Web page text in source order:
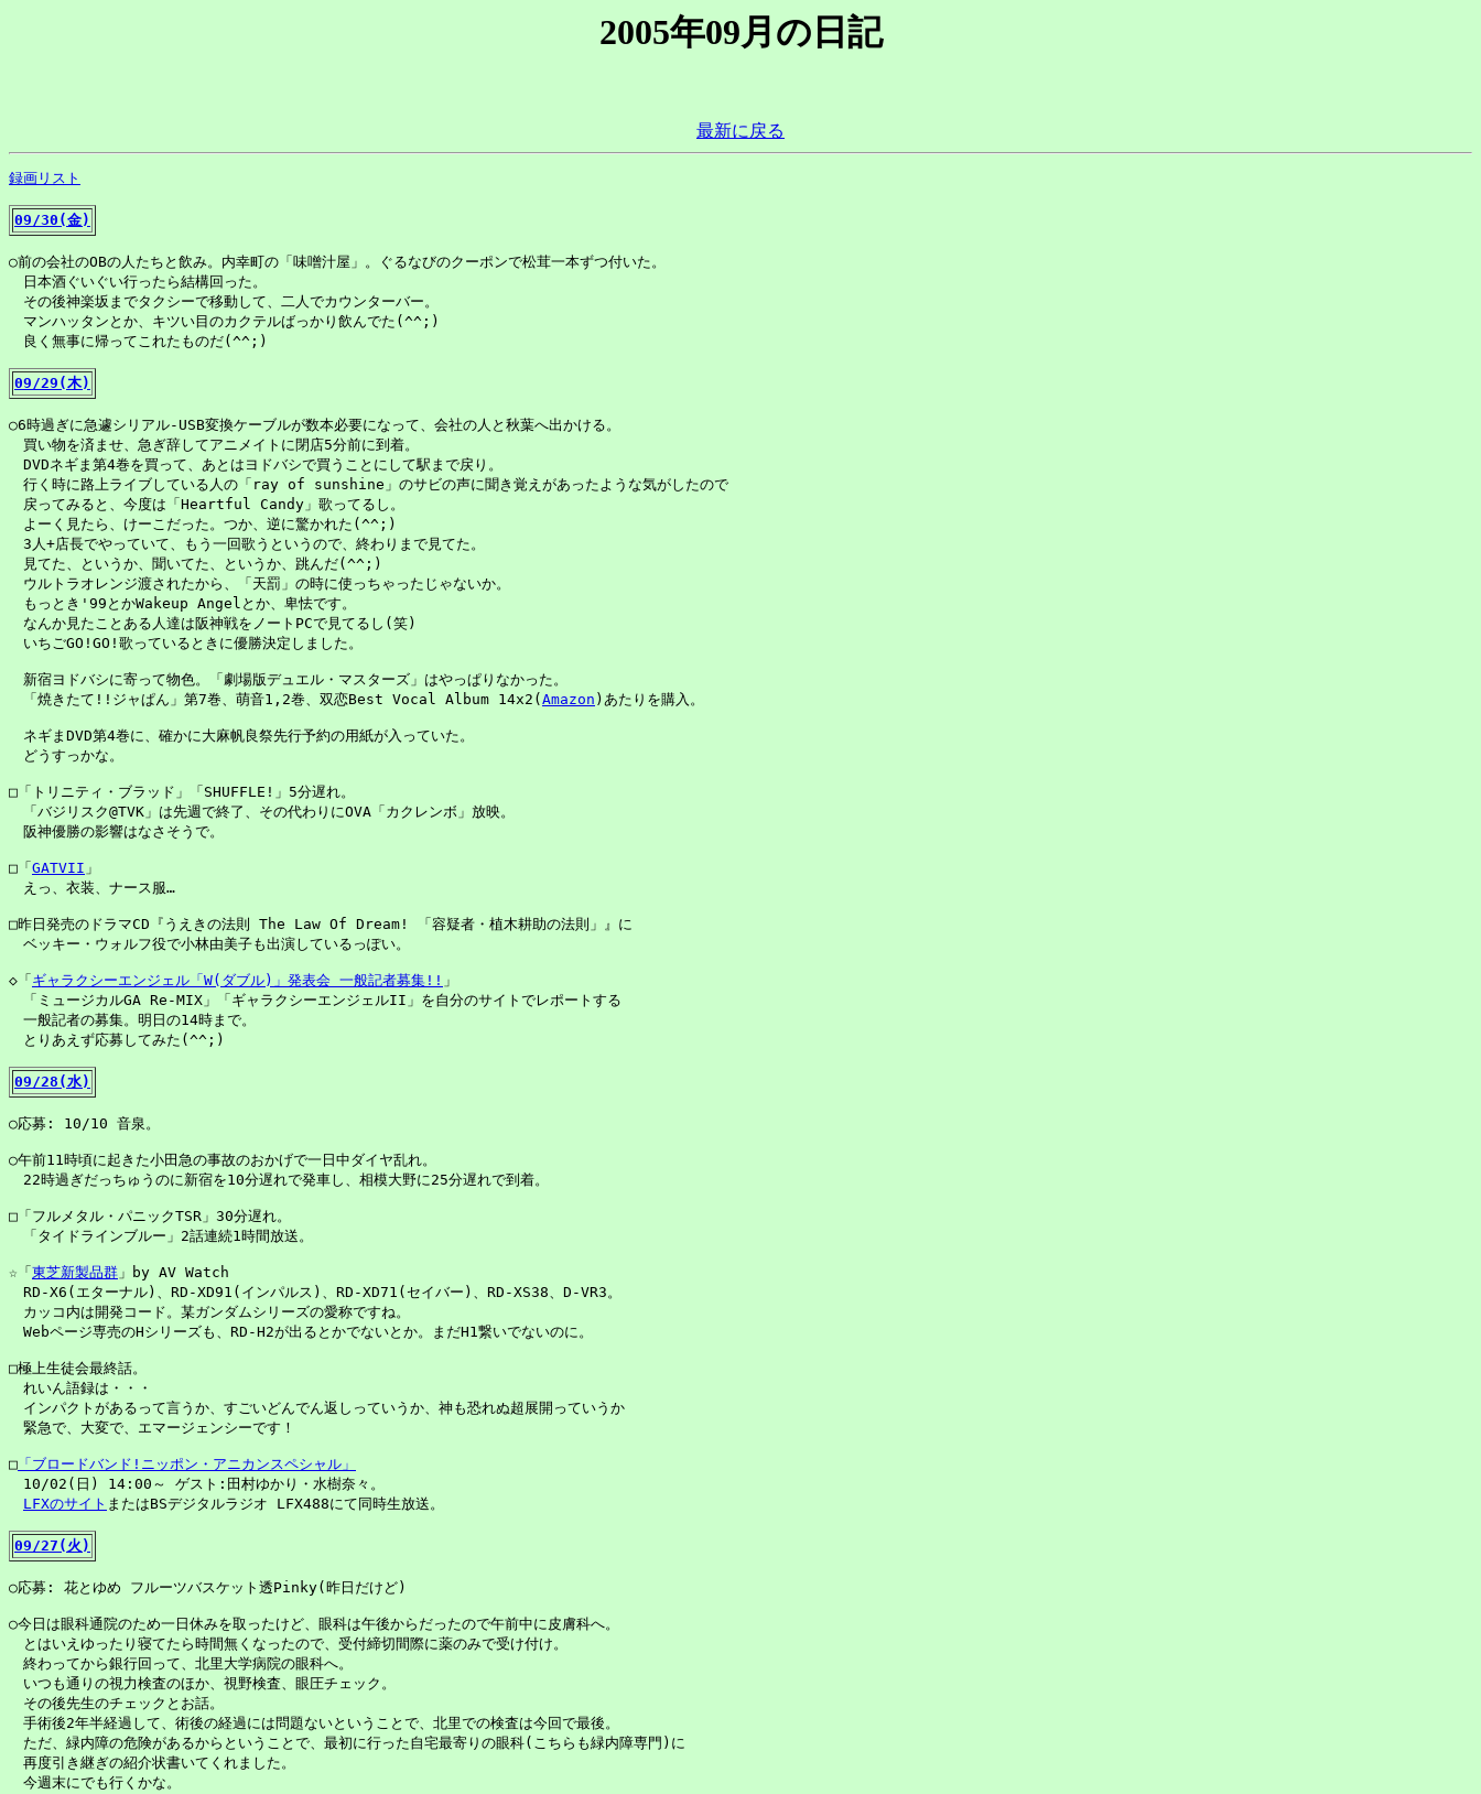
2005年09月の日記
最新に戻る
録画リスト
09/30(金)
○前の会社のOBの人たちと飲み。内幸町の「味噌汁屋」。ぐるなびのクーポンで松茸一本ずつ付いた。
日本酒ぐいぐい行ったら結構回った。
その後神楽坂までタクシーで移動して、二人でカウンターバー。
マンハッタンとか、キツい目のカクテルばっかり飲んでた(^^;)
良く無事に帰ってこれたものだ(^^;)
09/29(木)
○6時過ぎに急遽シリアル-USB変換ケーブルが数本必要になって、会社の人と秋葉へ出かける。
買い物を済ませ、急ぎ辞してアニメイトに閉店5分前に到着。
DVDネギま第4巻を買って、あとはヨドバシで買うことにして駅まで戻り。
行く時に路上ライブしている人の「ray of sunshine」のサビの声に聞き覚えがあったような気がしたので
戻ってみると、今度は「Heartful Candy」歌ってるし。
よーく見たら、けーこだった。つか、逆に驚かれた(^^;)
3人+店長でやっていて、もう一回歌うというので、終わりまで見てた。
見てた、というか、聞いてた、というか、跳んだ(^^;)
ウルトラオレンジ渡されたから、「天罰」の時に使っちゃったじゃないか。
もっとき'99とかWakeup Angelとか、卑怯です。
なんか見たことある人達は阪神戦をノートPCで見てるし(笑)
いちごGO!GO!歌っているときに優勝決定しました。
新宿ヨドバシに寄って物色。「劇場版デュエル・マスターズ」はやっぱりなかった。
「焼きたて!!ジャぱん」第7巻、萌音1,2巻、双恋Best Vocal Album 14x2( Amazon )あたりを購入。
ネギまDVD第4巻に、確かに大麻帆良祭先行予約の用紙が入っていた。
どうすっかな。
□「トリニティ・ブラッド」「SHUFFLE!」5分遅れ。
「バジリスク@TVK」は先週で終了、その代わりにOVA「カクレンボ」放映。
阪神優勝の影響はなさそうで。
□「 GATVII 」
えっ、衣装、ナース服…
□昨日発売のドラマCD『うえきの法則 The Law Of Dream! 「容疑者・植木耕助の法則」』に
ベッキー・ウォルフ役で小林由美子も出演しているっぽい。
◇「 ギャラクシーエンジェル「W(ダブル)」発表会 一般記者募集!! 」
「ミュージカルGA Re-MIX」「ギャラクシーエンジェルII」を自分のサイトでレポートする
一般記者の募集。明日の14時まで。
とりあえず応募してみた(^^;)
09/28(水)
○応募: 10/10 音泉。
○午前11時頃に起きた小田急の事故のおかげで一日中ダイヤ乱れ。
22時過ぎだっちゅうのに新宿を10分遅れで発車し、相模大野に25分遅れで到着。
□「フルメタル・パニックTSR」30分遅れ。
「タイドラインブルー」2話連続1時間放送。
☆「 東芝新製品群 」by AV Watch
RD-X6(エターナル)、RD-XD91(インパルス)、RD-XD71(セイバー)、RD-XS38、D-VR3。
カッコ内は開発コード。某ガンダムシリーズの愛称ですね。
Webページ専売のHシリーズも、RD-H2が出るとかでないとか。まだH1繋いでないのに。
□極上生徒会最終話。
れいん語録は・・・
インパクトがあるって言うか、すごいどんでん返しっていうか、神も恐れぬ超展開っていうか
緊急で、大変で、エマージェンシーです！
□ 「ブロードバンド!ニッポン・アニカンスペシャル」
10/02(日) 14:00～ ゲスト:田村ゆかり・水樹奈々。
LFXのサイト またはBSデジタルラジオ LFX488にて同時生放送。
09/27(火)
○応募: 花とゆめ フルーツバスケット透Pinky(昨日だけど)
○今日は眼科通院のため一日休みを取ったけど、眼科は午後からだったので午前中に皮膚科へ。
とはいえゆったり寝てたら時間無くなったので、受付締切間際に薬のみで受け付け。
終わってから銀行回って、北里大学病院の眼科へ。
いつも通りの視力検査のほか、視野検査、眼圧チェック。
その後先生のチェックとお話。
手術後2年半経過して、術後の経過には問題ないということで、北里での検査は今回で最後。
ただ、緑内障の危険があるからということで、最初に行った自宅最寄りの眼科(こちらも緑内障専門)に
再度引き継ぎの紹介状書いてくれました。
今週末にでも行くかな。